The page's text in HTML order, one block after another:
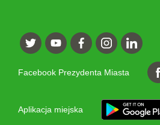
Facebook Prezydenta Miasta
Aplikacja miejska